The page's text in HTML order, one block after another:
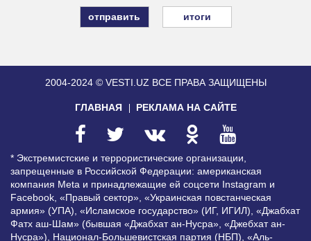
итоги
2004-2024 © VESTI.UZ ВСЕ ПРАВА ЗАЩИЩЕНЫ
ГЛАВНАЯ РЕКЛАМА НА САЙТЕ
* Экстремистские и террористические организации,
запрещенные в Российской Федерации: американская
компания Meta и принадлежащие ей соцсети Instagram и
Facebook, «Правый сектор», «Украинская повстанческая
армия» (УПА), «Исламское государство» (ИГ, ИГИЛ), «Джабхат
Фатх аш-Шам» (бывшая «Джабхат ан-Нусра», «Джебхат ан-
Нусра»), Национал-Большевистская партия (НБП), «Аль-